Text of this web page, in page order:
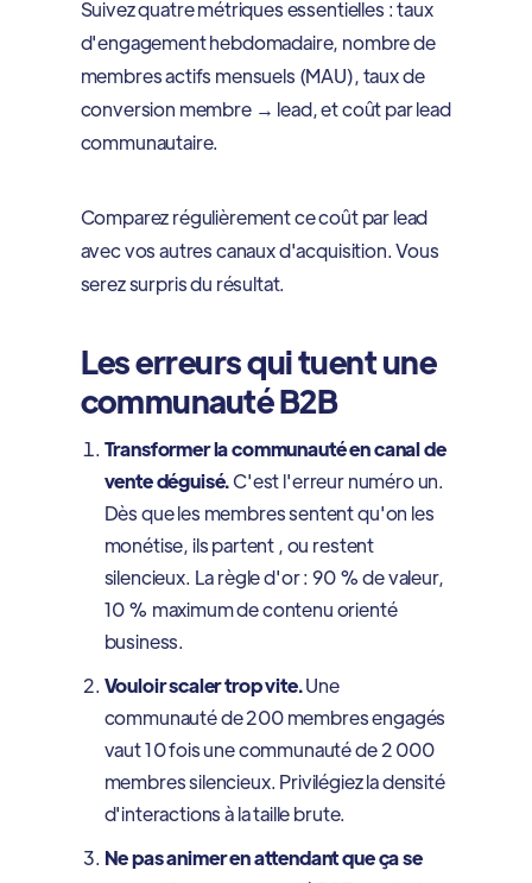
Suivez quatre métriques essentielles : taux
d'engagement hebdomadaire, nombre de
membres actifs mensuels (MAU), taux de
conversion membre → lead, et coût par lead
communautaire.
Comparez régulièrement ce coût par lead
avec vos autres canaux d'acquisition. Vous
serez surpris du résultat.
Les erreurs qui tuent une
communauté B2B
Transformer la communauté en canal de
vente déguisé.C'est l'erreur numéro un.
Dès que les membres sentent qu'on les
monétise, ils partent , ou restent
silencieux. La règle d'or : 90 % de valeur,
10 % maximum de contenu orienté
business.
Vouloir scaler trop vite.Une
communauté de 200 membres engagés
vaut 10 fois une communauté de 2 000
membres silencieux. Privilégiez la densité
d'interactions à la taille brute.
Ne pas animer en attendant que ça se